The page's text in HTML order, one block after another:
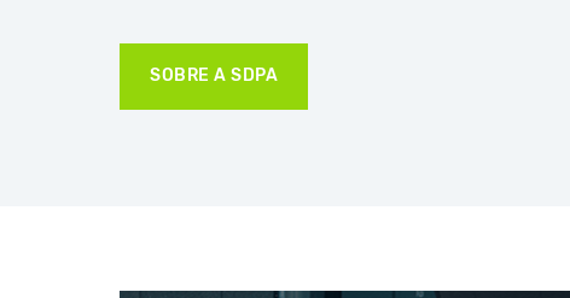
SOBRE A SDPA